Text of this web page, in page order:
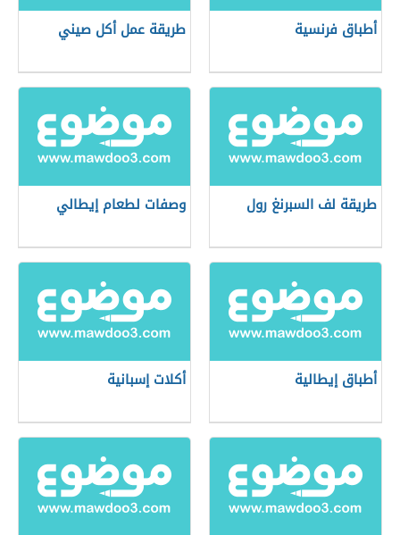
أطباق فرنسية طريقة عمل أكل صيني
طريقة لف السبرنغ رول وصفات لطعام إيطالي
أطباق إيطالية أكلات إسبانية